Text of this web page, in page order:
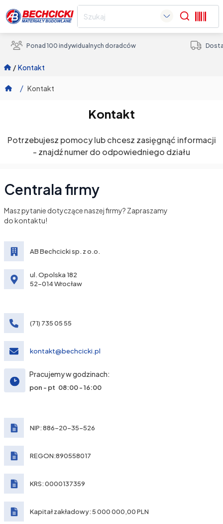
Ponad 100 indywidualnych doradców
Search
kontakt
/
/ Kontakt
Kontakt
Potrzebujesz pomocy lub chcesz zasięgnąć informacji
- znajdź numer do odpowiedniego działu
Centrala firmy
Masz pytanie dotyczące naszej firmy? Zapraszamy
do kontaktu!
AB Bechcicki sp. z o.o.
ul. Opolska 182
52-014 Wrocław
(71) 735 05 55
kontakt@bechcicki.pl
Pracujemy w godzinach:
pon - pt 08:00 - 16:00
NIP: 886-20-35-526
REGON:890558017
KRS: 0000137359
Kapitał zakładowy: 5 000 000,00 PLN